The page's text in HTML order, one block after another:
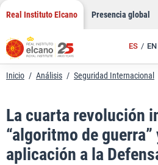
Saltar
contenido
Real Instituto Elcano Presencia global
ES EN
Inicio / Análisis / Seguridad Internacional
La cuarta revolución
“algoritmo de
aplicación a la